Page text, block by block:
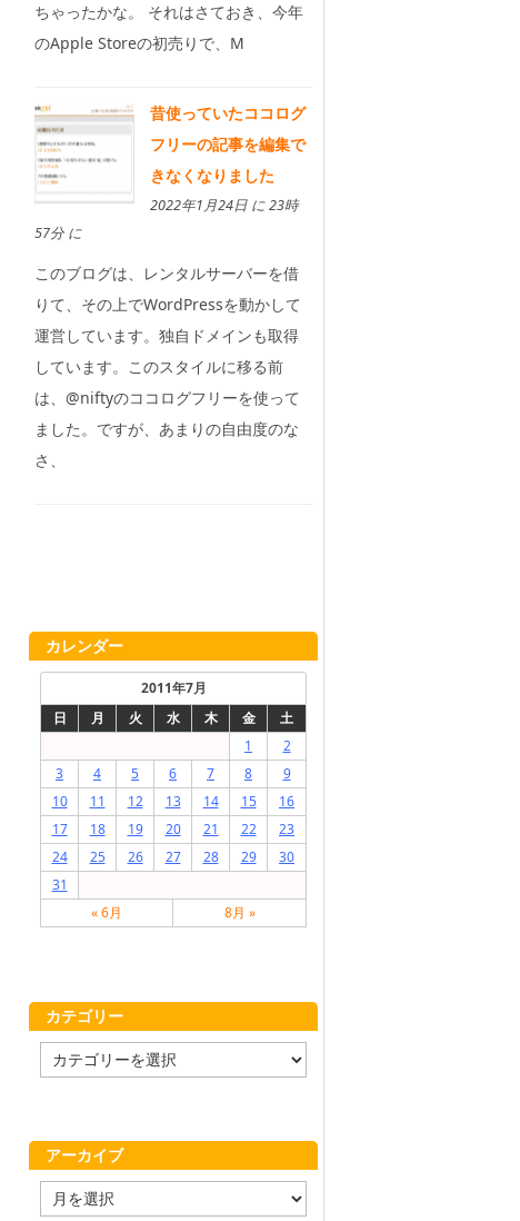
ちゃったかな。 それはさておき、今年
のApple Storeの初売りで、M
昔使っていたココログ
フリーの記事を編集で
きなくなりました
2022年1月24日 に 23時
57分 に
このブログは、レンタルサーバーを借
りて、その上でWordPressを動かして
運営しています。独自ドメインも取得
しています。このスタイルに移る前
は、@niftyのココログフリーを使って
ました。ですが、あまりの自由度のな
さ、
カレンダー
2011年7月
日
月 火 水 木 金
土
1
2
3
4 5 6 7 8
9
10
11 12 13 14 15
16
17
18 19 20 21 22
23
24
25 26 27 28 29
30
31
« 6月
8月 »
カテゴリー
テ
ー
アーカイブ
ー